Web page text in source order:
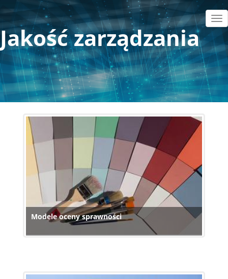
treści
Jakość zarządzania
Modele oceny sprawności